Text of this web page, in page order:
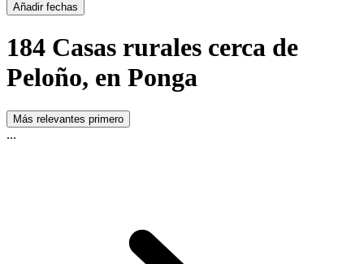
Añadir fechas
184 Casas rurales cerca de
Peloño, en Ponga
Más relevantes primero
...